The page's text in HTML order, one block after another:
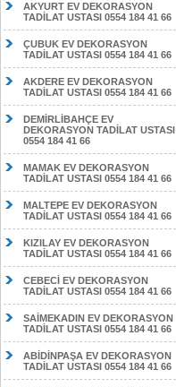
AKYURT EV DEKORASYON
TADİLAT USTASI 0554 184 41 66
ÇUBUK EV DEKORASYON
TADİLAT USTASI 0554 184 41 66
AKDERE EV DEKORASYON
TADİLAT USTASI 0554 184 41 66
DEMİRLİBAHÇE EV
DEKORASYON TADİLAT USTASI
0554 184 41 66
MAMAK EV DEKORASYON
TADİLAT USTASI 0554 184 41 66
MALTEPE EV DEKORASYON
TADİLAT USTASI 0554 184 41 66
KIZILAY EV DEKORASYON
TADİLAT USTASI 0554 184 41 66
CEBECİ EV DEKORASYON
TADİLAT USTASI 0554 184 41 66
SAİMEKADIN EV DEKORASYON
TADİLAT USTASI 0554 184 41 66
ABİDİNPAŞA EV DEKORASYON
TADİLAT USTASI 0554 184 41 66